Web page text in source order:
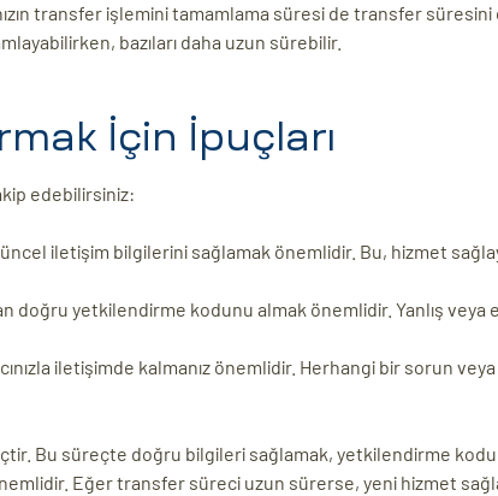
transfer işlemini tamamlama süresi de transfer
bazıları daha uzun sürebilir.
İçin İpuçları
edebilirsiniz:
iletişim bilgilerini sağlamak önemlidir. Bu, hizmet
doğru yetkilendirme kodunu almak önemlidir. Yanlış veya
iletişimde kalmanız önemlidir. Herhangi bir sorun
Bu süreçte doğru bilgileri sağlamak, yetkilendirme
Eğer transfer süreci uzun sürerse, yeni hizmet